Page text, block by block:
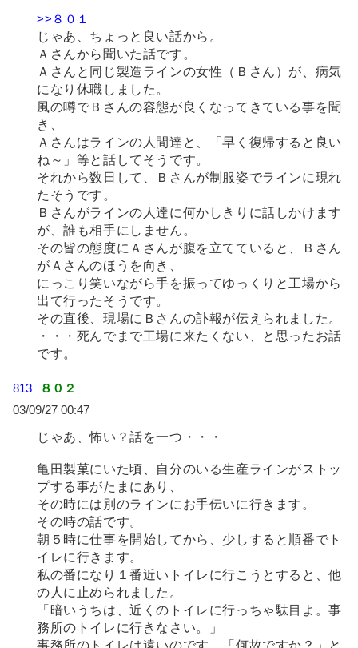
>>８０１
じゃあ、ちょっと良い話から。
Ａさんから聞いた話です。
Ａさんと同じ製造ラインの女性（Ｂさん）が、病気
になり休職しました。
風の噂でＢさんの容態が良くなってきている事を聞
き、
Ａさんはラインの人間達と、「早く復帰すると良い
ね～」等と話してそうです。
それから数日して、Ｂさんが制服姿でラインに現れ
たそうです。
Ｂさんがラインの人達に何かしきりに話しかけます
が、誰も相手にしません。
その皆の態度にＡさんが腹を立てていると、Ｂさん
がＡさんのほうを向き、
にっこり笑いながら手を振ってゆっくりと工場から
出て行ったそうです。
その直後、現場にＢさんの訃報が伝えられました。
・・・死んでまで工場に来たくない、と思ったお話
です。
813
８０２
03/09/27 00:47
じゃあ、怖い？話を一つ・・・
亀田製菓にいた頃、自分のいる生産ラインがストッ
プする事がたまにあり、
その時には別のラインにお手伝いに行きます。
その時の話です。
朝５時に仕事を開始してから、少しすると順番でト
イレに行きます。
私の番になり１番近いトイレに行こうとすると、他
の人に止められました。
「暗いうちは、近くのトイレに行っちゃ駄目よ。事
務所のトイレに行きなさい。」
事務所のトイレは遠いのです。「何故ですか？」と